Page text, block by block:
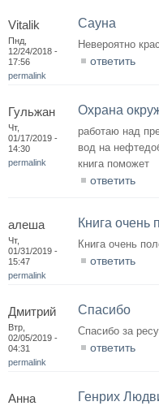
Vitalik
Пнд,
12/24/2018 -
17:56
permalink
Сауна
Невероятно
ответить
Гульжан
Чт,
01/17/2019 -
14:30
permalink
Охрана
работаю над
вод на
книга поможет
ответить
алеша
Чт,
01/31/2019 -
15:47
permalink
Книга очень
Книга очень
ответить
Дмитрий
Втр,
02/05/2019 -
04:31
permalink
Спасибо
Спасибо за
ответить
Анна Генрих